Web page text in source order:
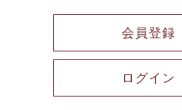
会員登録
ログイン